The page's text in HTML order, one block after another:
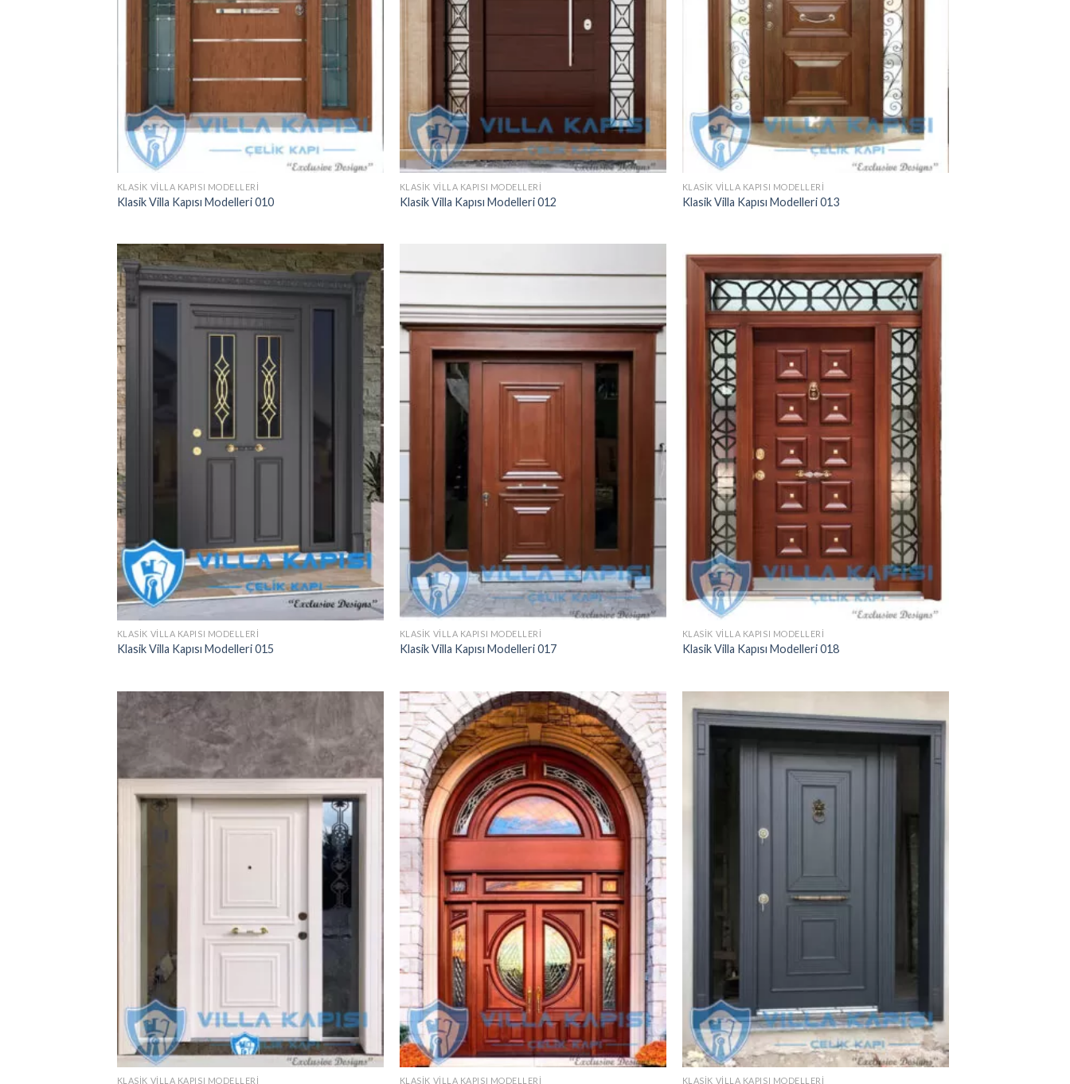
KLASIK VILLA KAPISI MODELLERI
Klasik Villa Kapısı Modelleri 010
KLASIK VILLA KAPISI MODELLERI
Klasik Villa Kapısı Modelleri 012
KLASIK VILLA KAPISI MODELLERI
Klasik Villa Kapısı Modelleri 013
KLASIK VILLA KAPISI MODELLERI
Klasik Villa Kapısı Modelleri 015
KLASIK VILLA KAPISI MODELLERI
Klasik Villa Kapısı Modelleri 017
KLASIK VILLA KAPISI MODELLERI
Klasik Villa Kapısı Modelleri 018
KLASIK VILLA KAPISI MODELLERI KLASIK VILLA KAPISI MODELLERI KLASIK VILLA KAPISI MODELLERI